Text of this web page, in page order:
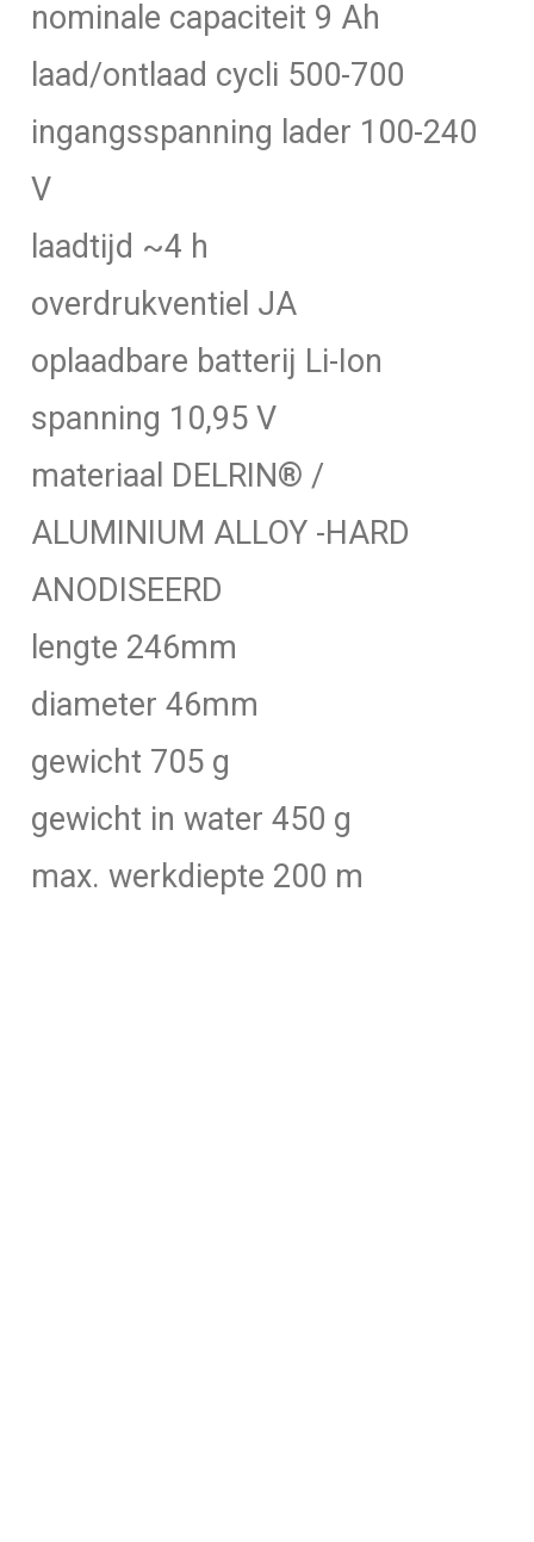
nominale capaciteit 9 Ah
laad/ontlaad cycli 500-700
ingangsspanning lader 100-240
V
laadtijd ~4 h
overdrukventiel JA
oplaadbare batterij Li-Ion
spanning 10,95 V
materiaal DELRIN® /
ALUMINIUM ALLOY -HARD
ANODISEERD
lengte 246mm
diameter 46mm
gewicht 705 g
gewicht in water 450 g
max. werkdiepte 200 m